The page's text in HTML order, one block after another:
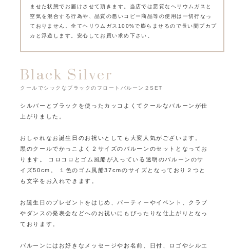
ませた状態でお届けさせて頂きます。
当店では悪質なヘリウムガスと
空気を混合する行為や、品質の悪いコピー商品等の使用は一切行なっ
ておりません。全てヘリウムガス100%で膨らませるので長い間プカプ
カと浮遊します。安心してお買い求め下さい。
Black Silver
クールでシックなブラックのフロートバルーン２SET
シルバーとブラックを使ったカッコよくてクールなバルーンが仕
上がりました。
おしゃれなお誕生日のお祝いとしても大変人気がございます。
黒のクールでかっこよく２サイズのバルーンのセットとなってお
ります。
コロコロとゴム風船が入っている透明のバルーンのサ
イズ50cm。
１色のゴム風船37cmのサイズとなっており２つと
も文字をお入れできます。
お誕生日のプレゼントをはじめ、パーティーやイベント、 クラブ
やダンスの発表会などへのお祝いにもぴったりな仕上がりとなっ
ております。
バルーンにはお好きなメッセージやお名前、日付、ロゴやシルエ